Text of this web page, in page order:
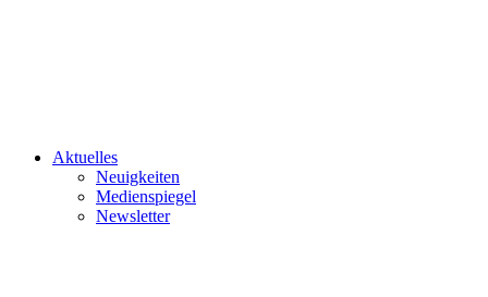
Aktuelles
Neuigkeiten
Medienspiegel
Newsletter